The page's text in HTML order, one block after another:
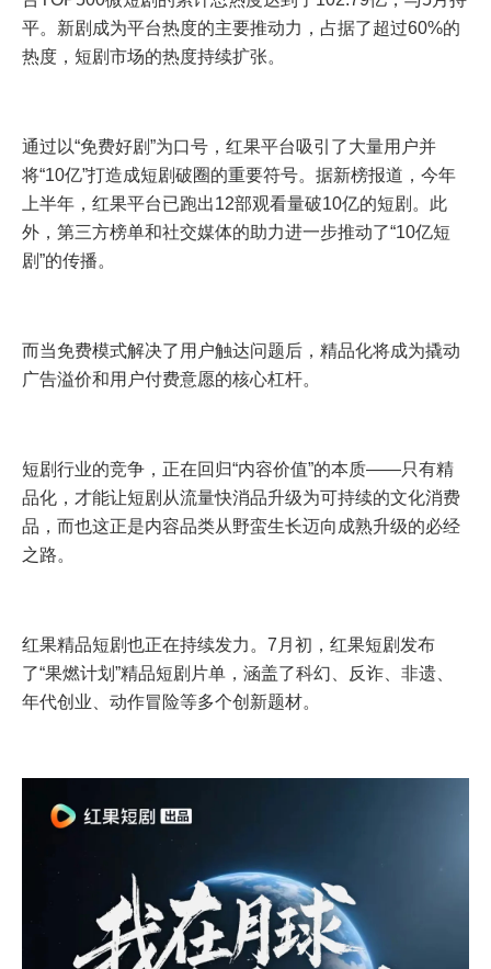
平。新剧成为平台热度的主要推动力，占据了超过60%的
热度，短剧市场的热度持续扩张。
通过以“免费好剧”为口号，红果平台吸引了大量用户并
将“10亿”打造成短剧破圈的重要符号。据新榜报道，今年
上半年，红果平台已跑出12部观看量破10亿的短剧。此
外，第三方榜单和社交媒体的助力进一步推动了“10亿短
剧”的传播。
而当免费模式解决了用户触达问题后，精品化将成为撬动
广告溢价和用户付费意愿的核心杠杆。
短剧行业的竞争，正在回归“内容价值”的本质——只有精
品化，才能让短剧从流量快消品升级为可持续的文化消费
品，而也这正是内容品类从野蛮生长迈向成熟升级的必经
之路。
红果精品短剧也正在持续发力。7月初，红果短剧发布
了“果燃计划”精品短剧片单，涵盖了科幻、反诈、非遗、
年代创业、动作冒险等多个创新题材。